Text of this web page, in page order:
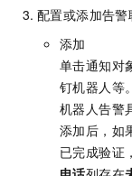
配置或添加告警
添加
单击通知对
钉机器人等
机器人告警
添加后，如
已完成验证